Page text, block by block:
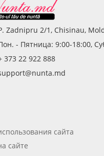
Zadnipru 2/1, Chisinau,
- Пятница: 9:00-18:00,
373 22 922 888
сайта
сайте